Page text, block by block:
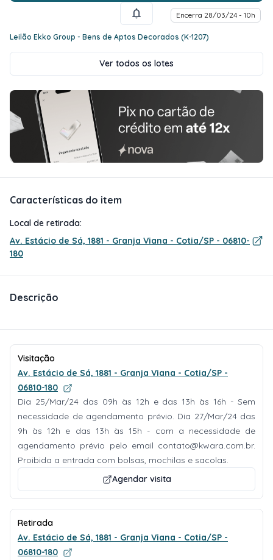
Encerra 28/03/24 - 10h
Leilão Ekko Group - Bens de Aptos Decorados (K-1207)
Ver todos os lotes
Características do item
Local de retirada:
Av. Estácio de Sá, 1881 - Granja Viana - Cotia/SP - 06810-
180
Descrição
Visitação
Av. Estácio de Sá, 1881 - Granja Viana - Cotia/SP -
06810-180
Dia 25/Mar/24 das 09h às 12h e das 13h às 16h - Sem
necessidade de agendamento prévio. Dia 27/Mar/24 das
9h às 12h e das 13h às 15h - com a necessidade de
agendamento prévio pelo email contato@kwara.com.br.
Proibida a entrada com bolsas, mochilas e sacolas.
Agendar visita
Retirada
Av. Estácio de Sá, 1881 - Granja Viana - Cotia/SP -
06810-180